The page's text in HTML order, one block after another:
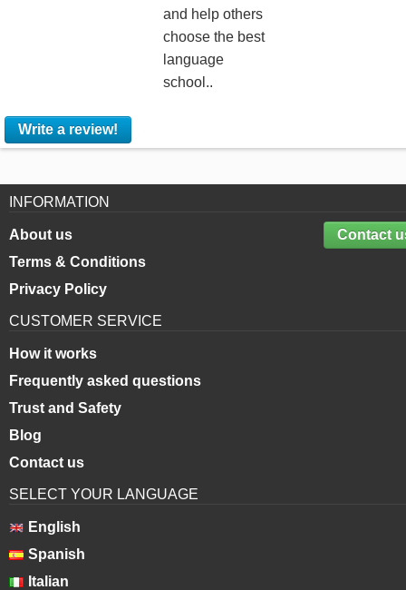
and help others
choose the best
language
school..
Write a review!
INFORMATION
Contact
About us
Terms & Conditions
Privacy Policy
CUSTOMER SERVICE
How it works
Frequently asked questions
Trust and Safety
Blog
Contact us
SELECT YOUR LANGUAGE
English
Spanish
Italian